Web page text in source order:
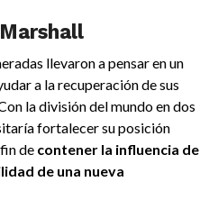
llevaron a pensar en un
a la recuperación de sus
la división del mundo en dos
fortalecer su posición
de contener la influencia de
de una nueva